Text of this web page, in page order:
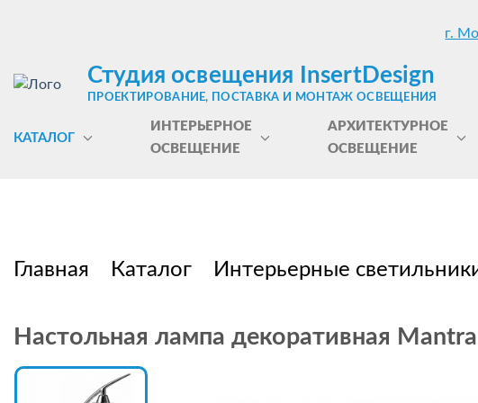
г.
Студия освещения InsertDesign
ПРОЕКТИРОВАНИЕ, ПОСТАВКА И МОНТАЖ ОСВЕЩЕНИЯ
КАТАЛОГ
ИНТЕРЬЕРНОЕ
ОСВЕЩЕНИЕ
АРХИТЕКТУРНОЕ
ОСВЕЩЕНИЕ
Главная Каталог Интерьерные
Настольная лампа декоративная